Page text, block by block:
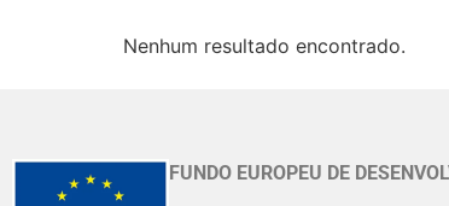
Nenhum resultado encontrado.
FUNDO EUROPEU DE